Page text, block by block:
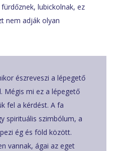
lubickolnak, ez
nem adják olyan
észreveszi a lépegető
Mégis mi ez a lépegető
fel a kérdést. A fa
spirituális szimbólum, a
ég és föld között.
vannak, ágai az eget